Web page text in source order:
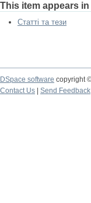
This item appears
Статті та тези
DSpace software copyright
Contact Us
Send Feedback